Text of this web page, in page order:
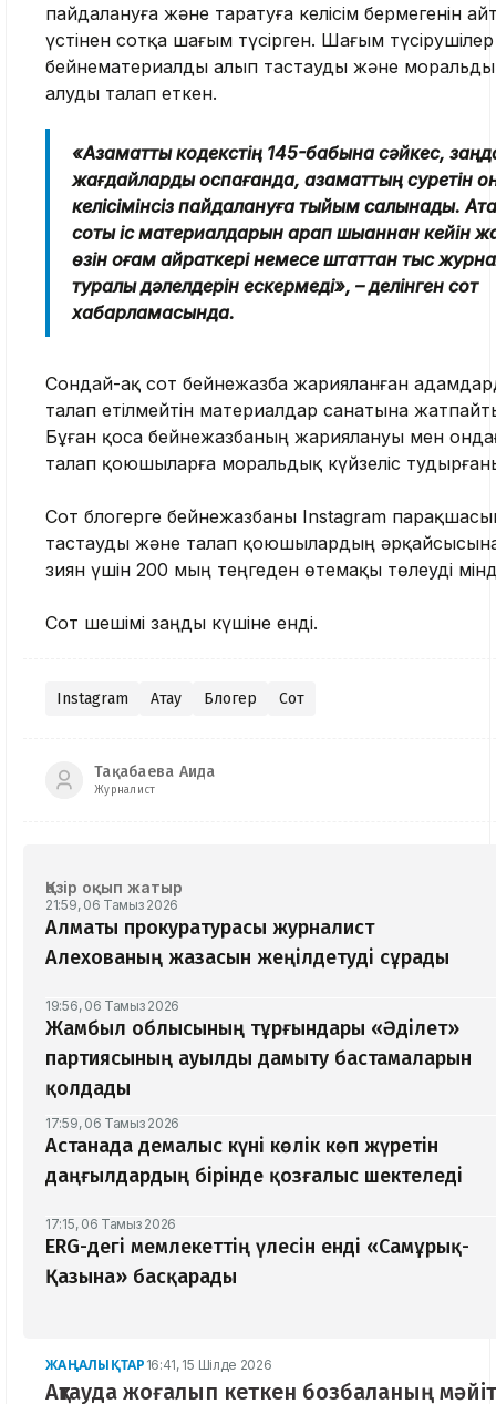
пайдалануға және таратуға келісім бермегенін
үстінен сотқа шағым түсірген. Шағым түсірушілер
бейнематериалды алып тастауды және
алуды талап еткен.
«Азаматтық кодекстің 145-бабына сәйкес,
жағдайларды қоспағанда, азаматтың суретін
келісімінсіз пайдалануға тыйым салынады.
соты іс материалдарын қарап шыққаннан кейін
өзін қоғам қайраткері немесе штаттан тыс
туралы дәлелдерін ескермеді», – делінген сот
хабарламасында.
Сондай-ақ сот бейнежазба жарияланған
талап етілмейтін материалдар санатына
Бұған қоса бейнежазбаның жариялануы мен
талап қоюшыларға моральдық күйзеліс
Сот блогерге бейнежазбаны Instagram
тастауды және талап қоюшылардың
зиян үшін 200 мың теңгеден өтемақы төлеуді
Сот шешімі заңды күшіне енді.
Instagram Ақтау Блогер Сот
Тақабаева Аида
Журналист
Қазір оқып жатыр
21:59, 06 Тамыз 2026
Алматы прокуратурасы журналист
Алехованың жазасын жеңілдетуді сұрады
19:56, 06 Тамыз 2026
Жамбыл облысының тұрғындары «Әділет»
партиясының ауылды дамыту бастамаларын
қолдады
17:59, 06 Тамыз 2026
Астанада демалыс күні көлік көп жүретін
даңғылдардың бірінде қозғалыс шектеледі
17:15, 06 Тамыз 2026
ERG-дегі мемлекеттің үлесін енді «Самұрық-
Қазына» басқарады
ЖАҢАЛЫҚТАР 16:41, 15 Шілде 2026
Ақтауда жоғалып кеткен бозбаланың